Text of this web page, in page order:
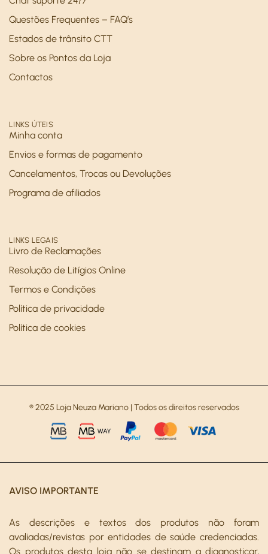
Questões Frequentes – FAQ’s
Estados de trânsito CTT
Sobre os Pontos da Loja
Contactos
LINKS ÚTEIS
Minha conta
Envios e formas de pagamento
Cancelamentos, Trocas ou Devoluções
Programa de afiliados
LINKS LEGAIS
Livro de Reclamações
Resolução de Litígios Online
Termos e Condições
Política de privacidade
Política de cookies
® 2025 Loja Neuza Mariano | Todos os direitos reservados
AVISO IMPORTANTE
As descrições e textos dos produtos não foram
avaliadas/revistas por entidades de saúde credenciadas.
Os produtos desta loja não se destinam a diagnosticar,